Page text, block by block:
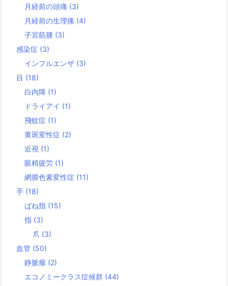
月経前の頭痛 (3)
月経前の生理痛 (4)
子宮筋腫 (3)
感染症 (3)
インフルエンザ (3)
目 (18)
白内障 (1)
ドライアイ (1)
飛蚊症 (1)
黄斑変性症 (2)
近視 (1)
眼精疲労 (1)
網膜色素変性症 (11)
手 (18)
ばね指 (15)
指 (3)
爪 (3)
血管 (50)
静脈瘤 (2)
エコノミークラス症候群 (44)